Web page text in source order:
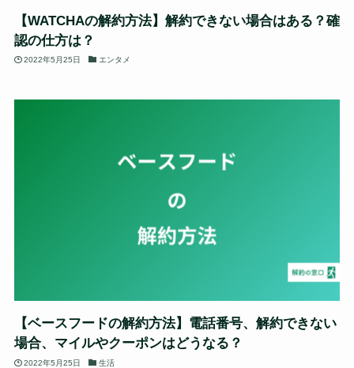
【WATCHAの解約方法】解約できない場合はある？確
認の仕方は？
2022年5月25日 エンタメ
【ベースフードの解約方法】電話番号、解約できない
場合、マイルやクーポンはどうなる？
2022年5月25日 生活